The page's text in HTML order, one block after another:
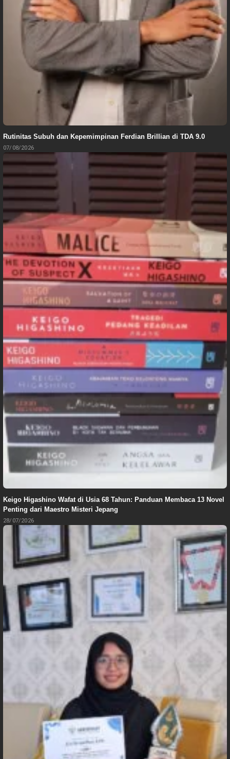
Rutinitas Subuh dan Kepemimpinan Ferdian Brillian di TDA 9.0
07/08/2026
Keigo Higashino Wafat di Usia 68 Tahun: Panduan Membaca 13 Novel
Penting dari Maestro Misteri Jepang
28/07/2026